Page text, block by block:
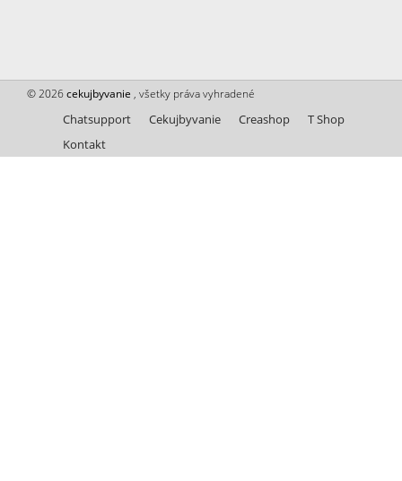
© 2026cekujbyvanie , všetky práva vyhradené
Chatsupport Cekujbyvanie Creashop
T Shop
Kontakt